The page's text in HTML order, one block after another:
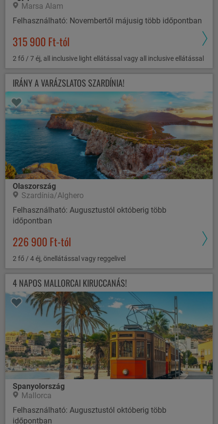
Marsa Alam
Felhasználható: Novembertől májusig több időpontban
315 900 Ft-tól
2 fő / 7 éj, all inclusive light ellátással vagy all inclusive ellátással
IRÁNY A VARÁZSLATOS SZARDÍNIA!
Olaszország
Szardínia/Alghero
Felhasználható: Augusztustól októberig több
időpontban
226 900 Ft-tól
2 fő / 4 éj, önellátással vagy reggelivel
4 NAPOS MALLORCAI KIRUCCANÁS!
Spanyolország
Mallorca
Felhasználható: Augusztustól októberig több
időpontban